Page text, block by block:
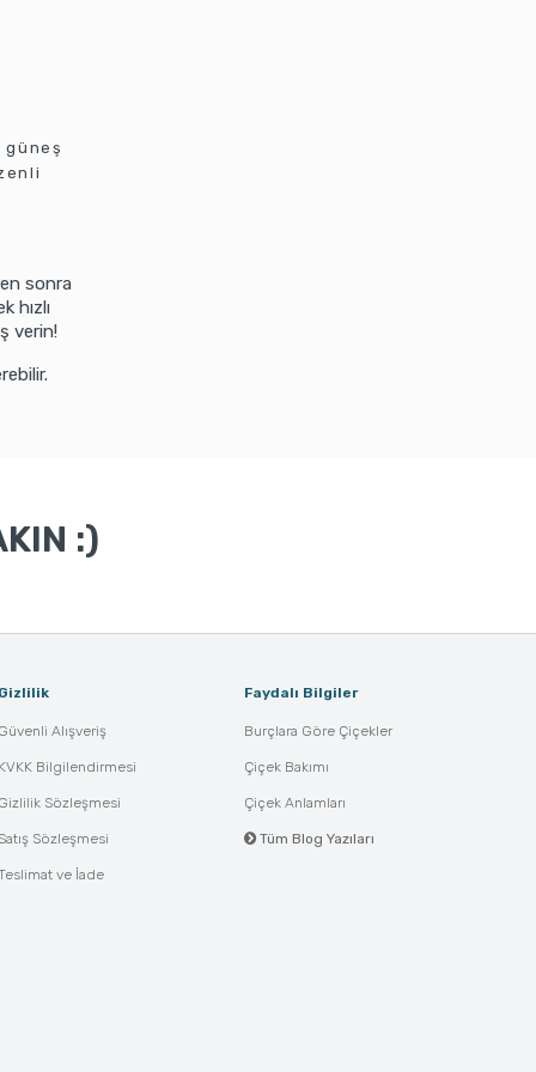
sonra
hızlı
verin!
:)
Gizlilik
Güvenli Alışveriş
KVKK Bilgilendirmesi
Gizlilik Sözleşmesi
Satış Sözleşmesi
ve İade
Faydalı Bilgiler
Burçlara Göre Çiçekler
Çiçek Bakımı
Çiçek Anlamları
Tüm Blog Yazıları